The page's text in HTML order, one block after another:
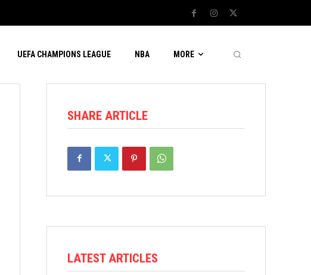
UEFA CHAMPIONS LEAGUE NBA MORE
SHARE ARTICLE
LATEST ARTICLES